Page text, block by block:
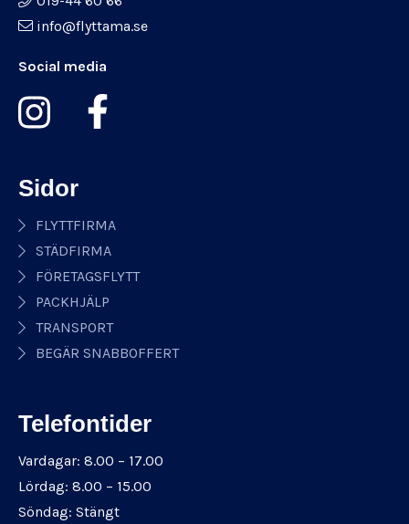
info@flyttama.se
Social media
Sidor
FLYTTFIRMA
STÄDFIRMA
FÖRETAGSFLYTT
PACKHJÄLP
TRANSPORT
BEGÄR SNABBOFFERT
Telefontider
Vardagar: 8.00 – 17.00
Lördag: 8.00 – 15.00
Söndag: Stängt